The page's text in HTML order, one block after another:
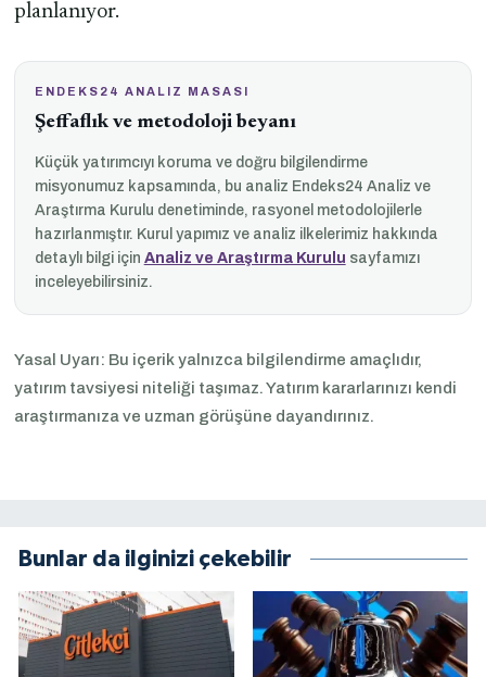
planlanıyor.
ENDEKS24 ANALIZ MASASI
Şeffaflık ve metodoloji beyanı
Küçük yatırımcıyı koruma ve doğru bilgilendirme
misyonumuz kapsamında, bu analiz Endeks24 Analiz ve
Araştırma Kurulu denetiminde, rasyonel metodolojilerle
hazırlanmıştır. Kurul yapımız ve analiz ilkelerimiz hakkında
detaylı bilgi için Analiz ve Araştırma Kurulu sayfamızı
inceleyebilirsiniz.
Yasal Uyarı: Bu içerik yalnızca bilgilendirme amaçlıdır,
yatırım tavsiyesi niteliği taşımaz. Yatırım kararlarınızı kendi
araştırmanıza ve uzman görüşüne dayandırınız.
Bunlar da ilginizi çekebilir